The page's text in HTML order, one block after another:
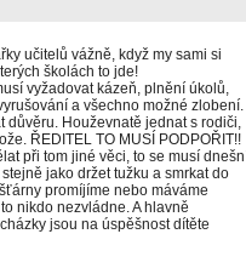
učitelů vážně, když my sami si
školách to jde!
vyžadovat kázeň, plnění úkolů,
a všechno možné zlobení.
důvěru. Houževnatě jednat s rodiči,
ŘEDITEL TO MUSÍ PODPOŘIT!!
při tom jiné věci, to se musí
jako držet tužku a smrkat do
promíjíme nebo máváme
nikdo nezvládne. A hlavně
jsou na úspěšnost dítěte